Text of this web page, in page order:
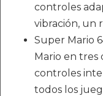
controles
vibración, un
Super Mario
Mario en tres
controles
todos los